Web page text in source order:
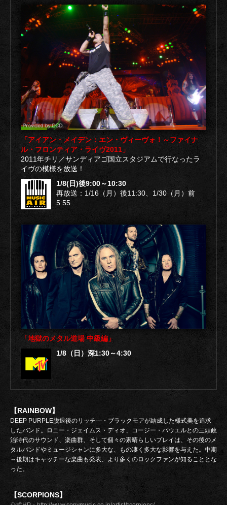
「アイアン・メイデン：エン・ヴィーヴォ！～ファイナ
ル・フロンティア・ライヴ2011」
2011年チリ／サンディアゴ国立スタジアムで行なったラ
イヴの模様を放送！
1/8(日)後9:00～10:30
再放送：1/16（月）後11:30、1/30（月）前
5:55
「地獄のメタル道場 中級編」
1/8（日）深1:30～4:30
【RAINBOW】
DEEP PURPLE脱退後のリッチ―・ブラックモアが結成した様式美を追求
したバンド。ロニー・ジェイムス・ディオ、コージー・パウエルとの三頭政
治時代のサウンド、楽曲群、そして個々の素晴らしいプレイは、その後のメ
タルバンドやミュージシャンに多大な、もの凄く多大な影響を与えた。中期
～後期はキャッチーな楽曲も発表、より多くのロックファンが知ることとな
った。
【SCORPIONS】